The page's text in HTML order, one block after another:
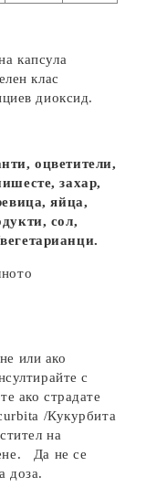
капсула
клас
диоксид.
оцветители,
захар,
яйца,
сол,
или ако
с
ако страдате
/Кукурбита
на
Да не се
доза.